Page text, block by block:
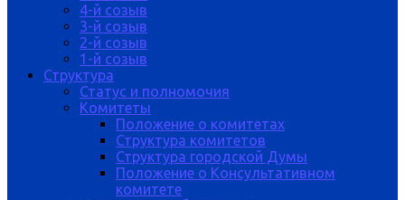
4-й созыв
3-й созыв
2-й созыв
1-й созыв
Структура
Статус и полномочия
Комитеты
Положение о комитетах
Структура комитетов
Структура городской Думы
Положение о Консультативном
комитете